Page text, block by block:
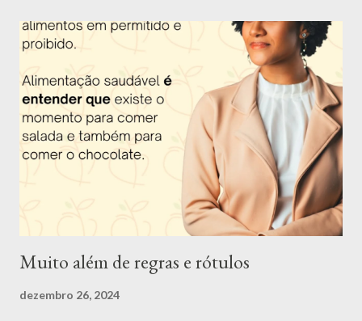
anos e desde os 16 anos eu escolhi essa profissão por ver o
impacto que uma má alimentação causa na saúde e querer
descobrir uma forma de mudar essa situação e assim ajudar as
pessoas. Apesar de ter muitas outras paixões, como citei
anteriormente, eu nunca consegui me enxergar fazendo outra
coisa. Fui uma criança acima do peso e desde nova senti o peso
dos padrões de beleza impostos pela sociedade. O ano de 2022
Muito além de regras e rótulos
dezembro 26, 2024